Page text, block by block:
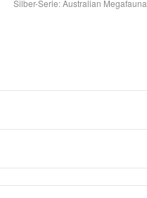
Silber-Serie: Australian Megafauna